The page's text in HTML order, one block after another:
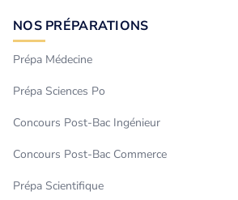
NOS PRÉPARATIONS
Prépa Médecine
Prépa Sciences Po
Concours Post-Bac Ingénieur
Concours Post-Bac Commerce
Prépa Scientifique